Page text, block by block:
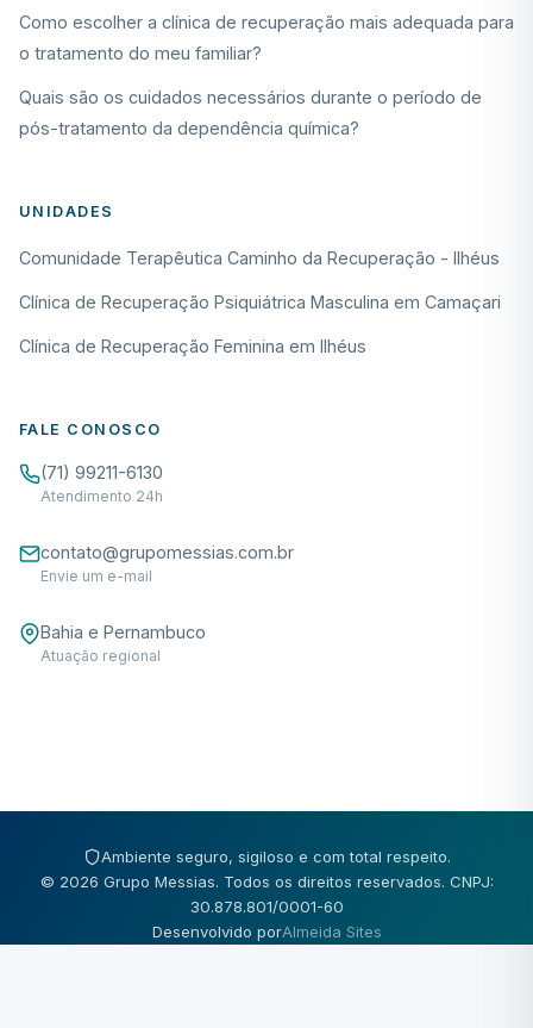
Como escolher a clínica de recuperação mais adequada para
o tratamento do meu familiar?
Quais são os cuidados necessários durante o período de
pós-tratamento da dependência química?
UNIDADES
Comunidade Terapêutica Caminho da Recuperação - Ilhéus
Clínica de Recuperação Psiquiátrica Masculina em Camaçari
Clínica de Recuperação Feminina em Ilhéus
FALE CONOSCO
(71) 99211-6130
Atendimento 24h
contato@grupomessias.com.br
Envie um e-mail
Bahia e Pernambuco
Atuação regional
Ambiente seguro, sigiloso e com total respeito.
© 2026 Grupo Messias. Todos os direitos reservados. CNPJ:
30.878.801/0001-60
Desenvolvido porAlmeida Sites